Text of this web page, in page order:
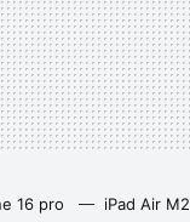
16 pro iPad Air